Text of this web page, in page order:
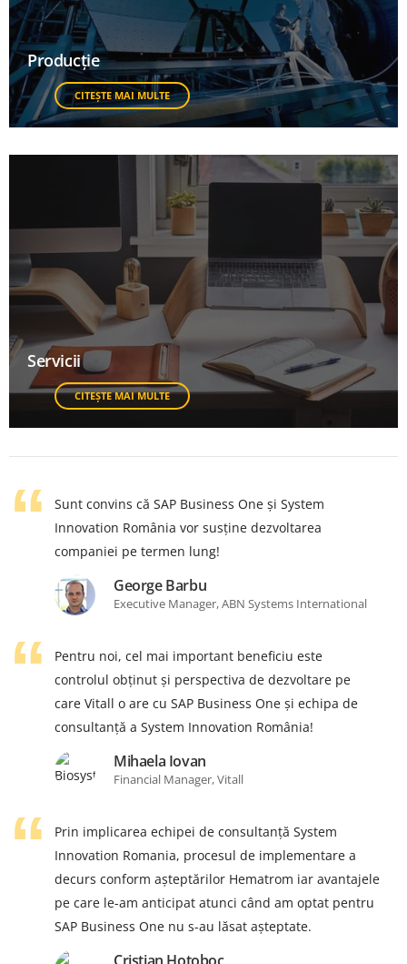
Producție
CITEȘTE MAI MULTE
Servicii
CITEȘTE MAI MULTE
Sunt convins că SAP Business One și System
Innovation România vor susține dezvoltarea
companiei pe termen lung!
George Barbu
Executive Manager, ABN Systems International
Pentru noi, cel mai important beneficiu este
controlul obținut și perspectiva de dezvoltare pe
care Vitall o are cu SAP Business One și echipa de
consultanță a System Innovation România!
Mihaela Iovan
Financial Manager, Vitall
Prin implicarea echipei de consultanță System
Innovation Romania, procesul de implementare a
decurs conform așteptărilor Hematrom iar avantajele
pe care le-am anticipat atunci când am optat pentru
SAP Business One nu s-au lăsat așteptate.